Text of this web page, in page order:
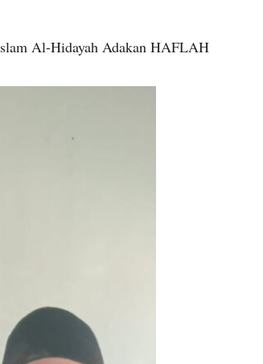
Al-Hidayah Adakan HAFLAH